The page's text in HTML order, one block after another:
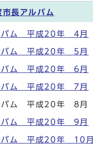
長アルバム
バム 平成20年 4月
バム 平成20年 5月
バム 平成20年 6月
バム 平成20年 7月
バム 平成20年 8月
バム 平成20年 9月
バム 平成20年 10月